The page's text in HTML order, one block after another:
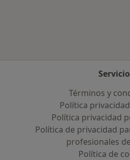
Servicio
Términos y
Política
Política privacidad
Política de privacidad
profesionales
Política de